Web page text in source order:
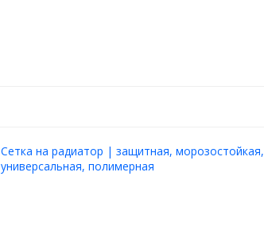
Cетка на радиатор | защитная, морозостойкая,
универсальная, полимерная